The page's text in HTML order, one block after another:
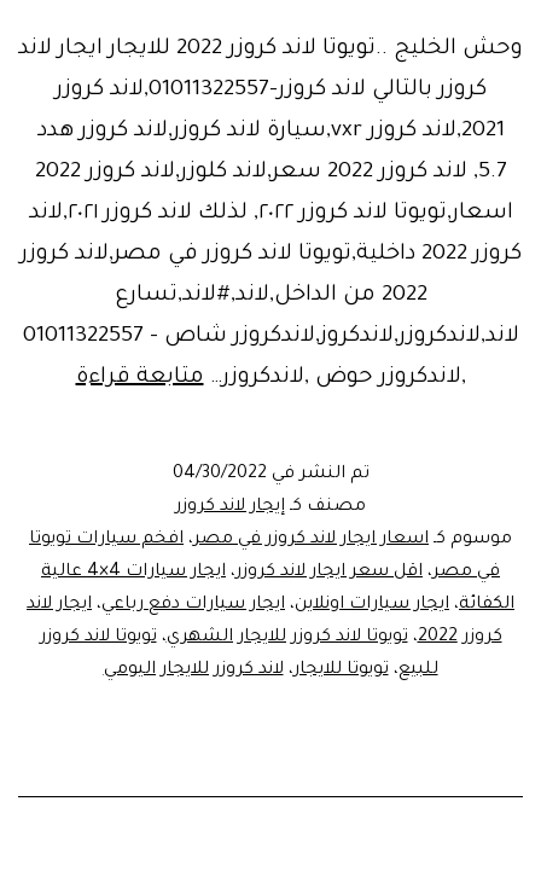
وحش الخليج ..تويوتا لاند كروزر 2022 للايجار ايجار لاند
كروزر بالتالي لاند كروزر-01011322557,لاند كروزر
2021,لاند كروزر vxr,سيارة لاند كروزر,لاند كروزر هدد
5.7, لاند كروزر 2022 سعر,لاند كلوزر,لاند كروزر 2022
اسعار,تويوتا لاند كروزر ٢٠٢٢, لذلك لاند كروزر ٢٠٢١,لاند
كروزر 2022 داخلية,تويوتا لاند كروزر في مصر,لاند كروزر
2022 من الداخل,لاند,#لاند,تسارع
لاند,لاندكروزر,لاندكروز,لاندكروزر شاص – 01011322557
,لاندكروزر حوض ,لاندكروزر…متابعة قراءةوحش
كروزر
2022
للايجار
تم النشر في 04/30/2022
مصنف كـ إيجار لاند كروزر
موسوم كـ اسعار ايجار لاند كروزر في مصر، افخم سيارات تويوتا
في مصر، اقل سعر ايجار لاند كروزر،
ايجار سيارات 4×4 عالية
الكفائة، ايجار سيارات اونلاين، ايجار سيارات دفع رباعي، ايجار لاند
كروزر 2022
،تويوتا لاند كروزر للايجار الشهري،تويوتا لاند كروزر
للبيع،تويوتا للايجار،لاند كروزر للايجار اليومي